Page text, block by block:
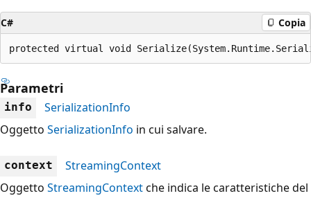
C# Copia
protected virtual void
Parametri
info
SerializationInfo
Oggetto SerializationInfo in cui salvare.
context
StreamingContext
Oggetto StreamingContextche indica le caratteristiche del